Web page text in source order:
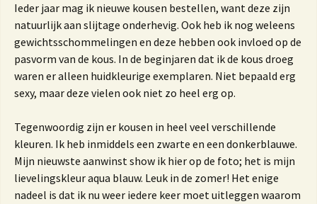
Ieder jaar mag ik nieuwe kousen bestellen, want deze zijn
natuurlijk aan slijtage onderhevig. Ook heb ik nog weleens
gewichtsschommelingen en deze hebben ook invloed op de
pasvorm van de kous. In de beginjaren dat ik de kous droeg
waren er alleen huidkleurige exemplaren. Niet bepaald erg
sexy, maar deze vielen ook niet zo heel erg op.
Tegenwoordig zijn er kousen in heel veel verschillende
kleuren. Ik heb inmiddels een zwarte en een donkerblauwe.
Mijn nieuwste aanwinst show ik hier op de foto; het is mijn
lievelingskleur aqua blauw. Leuk in de zomer! Het enige
nadeel is dat ik nu weer iedere keer moet uitleggen waarom